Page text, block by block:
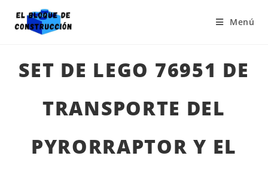
Menú
SET DE LEGO 76951 DE
TRANSPORTE DEL
PYRORRAPTOR Y EL